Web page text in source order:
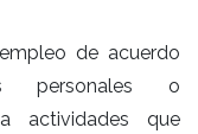
de acuerdo
personales o
actividades que